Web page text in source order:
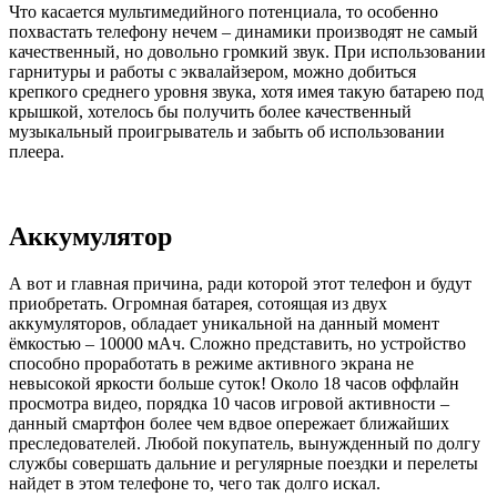
Что касается мультимедийного потенциала, то особенно
похвастать телефону нечем – динамики производят не самый
качественный, но довольно громкий звук. При использовании
гарнитуры и работы с эквалайзером, можно добиться
крепкого среднего уровня звука, хотя имея такую батарею под
крышкой, хотелось бы получить более качественный
музыкальный проигрыватель и забыть об использовании
плеера.
Аккумулятор
А вот и главная причина, ради которой этот телефон и будут
приобретать. Огромная батарея, сотоящая из двух
аккумуляторов, обладает уникальной на данный момент
ёмкостью – 10000 мАч. Сложно представить, но устройство
способно проработать в режиме активного экрана не
невысокой яркости больше суток! Около 18 часов оффлайн
просмотра видео, порядка 10 часов игровой активности –
данный смартфон более чем вдвое опережает ближайших
преследователей. Любой покупатель, вынужденный по долгу
службы совершать дальние и регулярные поездки и перелеты
найдет в этом телефоне то, чего так долго искал.